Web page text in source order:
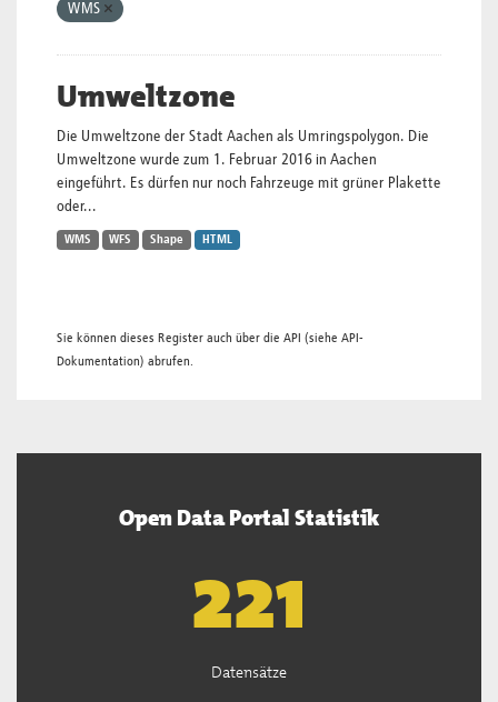
WMS
Umweltzone
Die Umweltzone der Stadt Aachen als Umringspolygon. Die
Umweltzone wurde zum 1. Februar 2016 in Aachen
eingeführt. Es dürfen nur noch Fahrzeuge mit grüner Plakette
oder...
WMS WFS Shape HTML
Sie können dieses Register auch über die API (siehe API-
Dokumentation) abrufen.
Open Data Portal Statistik
222
Datensätze